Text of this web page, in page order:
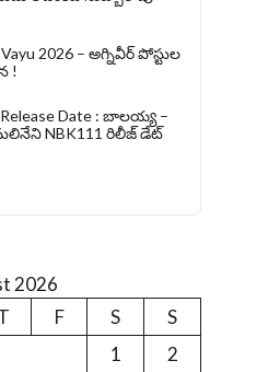
2026 – అగ్నివీర్‌ పోస్టుల
!
Release Date : బాలయ్య –
NBK111 రిలీజ్ డేట్
2026
F S
S
1
2